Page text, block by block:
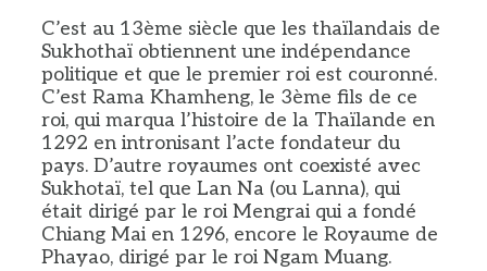
C’est au 13ème siècle que les thaïlandais de
Sukhothaï obtiennent une indépendance
politique et que le premier roi est couronné.
C’est Rama Khamheng, le 3ème fils de ce
roi, qui marqua l’histoire de la Thaïlande en
1292 en intronisant l’acte fondateur du
pays. D’autre royaumes ont coexisté avec
Sukhotaï, tel que Lan Na (ou Lanna), qui
était dirigé par le roi Mengrai qui a fondé
Chiang Mai en 1296, encore le Royaume de
Phayao, dirigé par le roi Ngam Muang.